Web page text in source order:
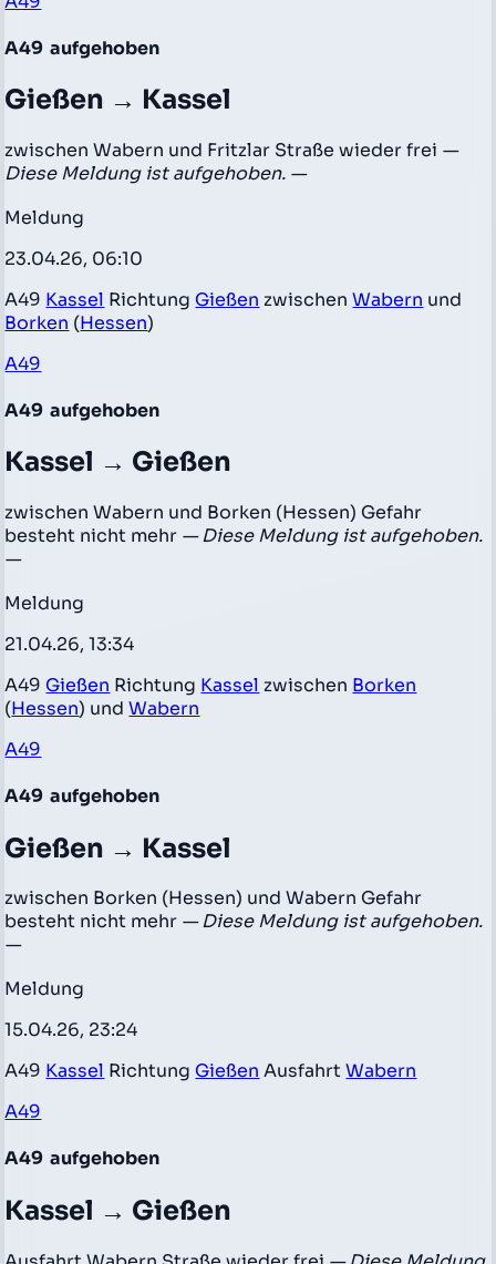
A49 aufgehoben
Gießen → Kassel
zwischen Wabern und Fritzlar Straße wieder frei —
Diese Meldung ist aufgehoben. —
Meldung
23.04.26, 06:10
A49 Kassel Richtung Gießen zwischenWabern und
Borken (Hessen)
A49
A49 aufgehoben
Kassel → Gießen
zwischen Wabern und Borken (Hessen) Gefahr
besteht nicht mehr — Diese Meldung ist aufgehoben.
—
Meldung
21.04.26, 13:34
A49 Gießen Richtung Kassel zwischen Borken
(Hessen) undWabern
A49
A49 aufgehoben
Gießen → Kassel
zwischen Borken (Hessen) und Wabern Gefahr
besteht nicht mehr — Diese Meldung ist aufgehoben.
—
Meldung
15.04.26, 23:24
A49 Kassel Richtung Gießen AusfahrtWabern
A49
A49 aufgehoben
Kassel → Gießen